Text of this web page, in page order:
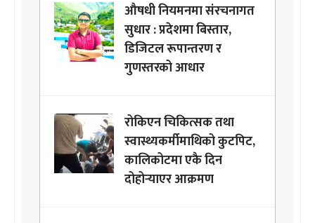
औषधी नियमनमा संरचनागत
सुधार : प्रदेशमा बिस्तार,
डिजिटल रूपान्तरण र
गुणस्तरको आधार
रोकिएन चिकित्सक तथा
स्वास्थ्यकर्मीमाथिको कुटपिट,
कालिकोटमा एकै दिन
दोहोर्‍याएर आक्रमण